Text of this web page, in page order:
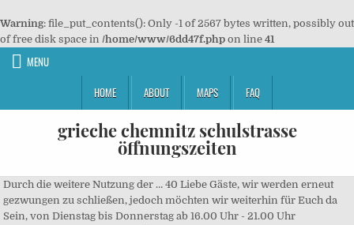
Warning: file_put_contents(): Only -1 of 2567 bytes written, possibly out
of free disk space in /home/www/6dd47f.php on line 41
MENU
HOME
ABOUT MAPS FAQ
grieche chemnitz schulstrasse
öffnungszeiten
Durch die weitere Nutzung der … 40 Liebe Gäste, wir werden erneut
gezwungen zu schließen, jedoch möchten wir weiterhin für Euch da
Sein, von Dienstag bis Donnerstag ab 16.00 Uhr - 21.00 Uhr